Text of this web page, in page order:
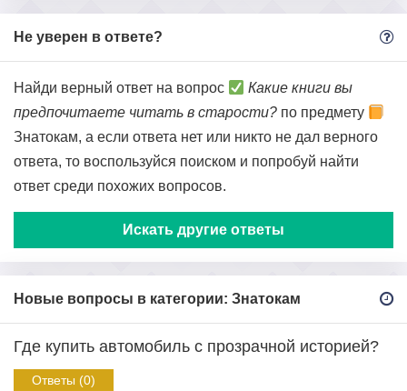
Не уверен в ответе?
Найди верный ответ на вопрос
Какие книги вы
предпочитаете читать в старости? по предмету
Знатокам, а если ответа нет или никто не дал верного
ответа, то воспользуйся поиском и попробуй найти
ответ среди похожих вопросов.
Искать другие ответы
Новые вопросы в категории: Знатокам
Где купить автомобиль с прозрачной историей?
Ответы (0)